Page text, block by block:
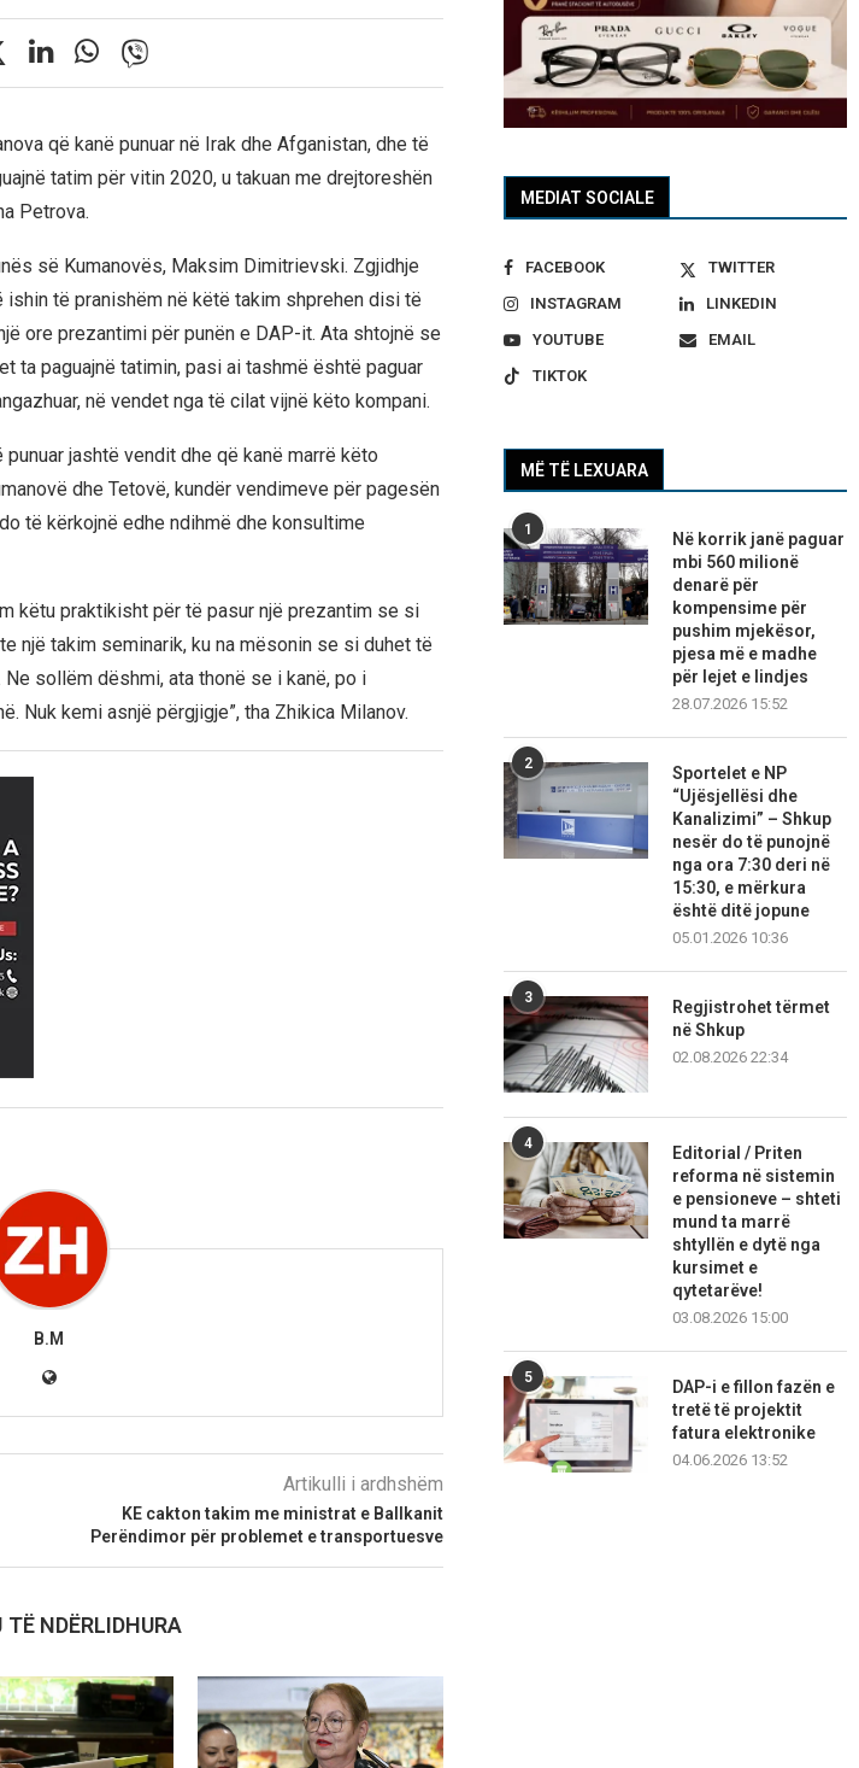
që kanë punuar në Irak dhe Afganistan, dhe të
tatim për vitin 2020, u takuan me drejtoreshën
Petrova.
së Kumanovës, Maksim Dimitrievski. Zgjidhje
ishin të pranishëm në këtë takim shprehen disi të
ore prezantimi për punën e DAP-it. Ata shtojnë se
ta paguajnë tatimin, pasi ai tashmë është paguar
në vendet nga të cilat vijnë këto kompani.
jashtë vendit dhe që kanë marrë këto
dhe Tetovë, kundër vendimeve për pagesën
të kërkojnë edhe ndihmë dhe konsultime
këtu praktikisht për të pasur një prezantim se si
një takim seminarik, ku na mësonin se si duhet të
sollëm dëshmi, ata thonë se i kanë, po i
Nuk kemi asnjë përgjigje”, tha Zhikica Milanov.
B.M
Artikulli i ardhshëm
KE cakton takim me ministrat e Ballkanit
Perëndimor për problemet e transportuesve
NDËRLIDHURA
MEDIAT SOCIALE
FACEBOOK
TWITTER
INSTAGRAM
LINKEDIN
YOUTUBE
EMAIL
TIKTOK
MË TË LEXUARA
1
Në korrik janë paguar
mbi 560 milionë
denarë për
kompensime për
pushim mjekësor,
pjesa më e madhe
për lejet e lindjes
28.07.2026 15:52
2
Sportelet e NP
“Ujësjellësi dhe
Kanalizimi” – Shkup
nesër do të punojnë
nga ora 7:30 deri në
15:30, e mërkura
është ditë jopune
05.01.2026 10:36
3
Regjistrohet tërmet
në Shkup
02.08.2026 22:34
4
Editorial / Priten
reforma në sistemin
e pensioneve – shteti
mund ta marrë
shtyllën e dytë nga
kursimet e
qytetarëve!
03.08.2026 15:00
5
DAP-i e fillon fazën e
tretë të projektit
fatura elektronike
04.06.2026 13:52